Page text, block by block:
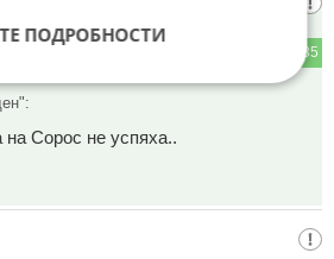
35
Сорос не успяха..
ПОДРОБНОСТИ